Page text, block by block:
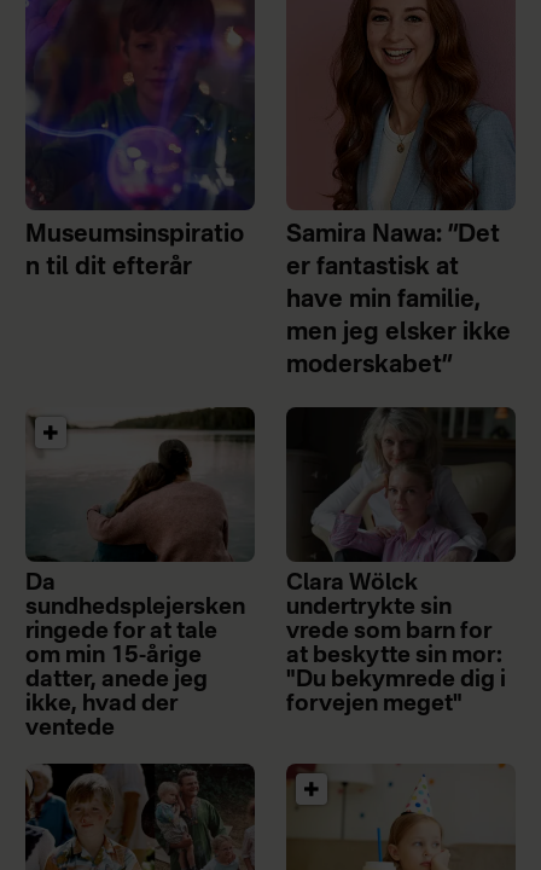
Museumsinspiratio
n til dit efterår
Samira Nawa: ”Det
er fantastisk at
have min familie,
men jeg elsker ikke
moderskabet”
Da
sundhedsplejersken
ringede for at tale
om min 15-årige
datter, anede jeg
ikke, hvad der
ventede
Clara Wölck
undertrykte sin
vrede som barn for
at beskytte sin mor:
"Du bekymrede dig i
forvejen meget"